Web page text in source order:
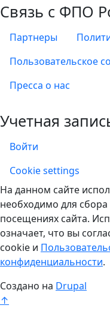
Связь с ФПО
Партнеры
Пользовательское
Пресса о нас
Учетная
Войти
Учетная запись
Cookie settings
На данном сайте
необходимо для
посещениях сайта.
означает, что вы
cookie и
конфиденциальности.
Создано на Drupal
↑